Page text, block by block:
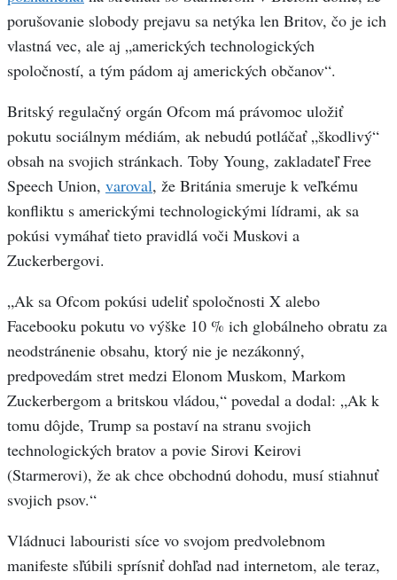
porušovanie slobody prejavu sa netýka len Britov, čo je ich
vlastná vec, ale aj „amerických technologických
spoločností, a tým pádom aj amerických občanov“.
Britský regulačný orgán Ofcom má právomoc uložiť
pokutu sociálnym médiám, ak nebudú potláčať „škodlivý“
obsah na svojich stránkach. Toby Young, zakladateľ Free
Speech Union, varoval, že Británia smeruje k veľkému
konfliktu s americkými technologickými lídrami, ak sa
pokúsi vymáhať tieto pravidlá voči Muskovi a
Zuckerbergovi.
„Ak sa Ofcom pokúsi udeliť spoločnosti X alebo
Facebooku pokutu vo výške 10 % ich globálneho obratu za
neodstránenie obsahu, ktorý nie je nezákonný,
predpovedám stret medzi Elonom Muskom, Markom
Zuckerbergom a britskou vládou,“ povedal a dodal: „Ak k
tomu dôjde, Trump sa postaví na stranu svojich
technologických bratov a povie Sirovi Keirovi
(Starmerovi), že ak chce obchodnú dohodu, musí stiahnuť
svojich psov.“
Vládnuci labouristi síce vo svojom predvolebnom
manifeste sľúbili sprísniť dohľad nad internetom, ale teraz,